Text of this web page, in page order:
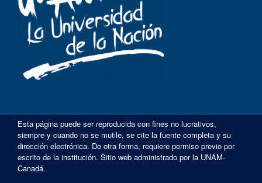
Esta página puede ser reproducida con fines no lucrativos,
siempre y cuando no se mutile, se cite la fuente completa y su
dirección electrónica. De otra forma, requiere permiso previo por
escrito de la institución. Sitio web administrado por la UNAM-
Canadá.